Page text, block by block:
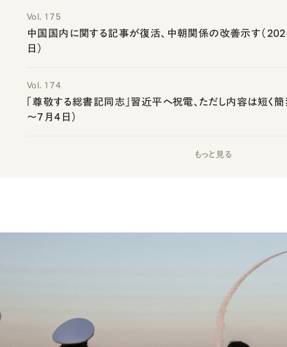
Vol. 175
中国国内に関する記事が復活、中朝関係の改善示す（
日）
Vol. 174
「尊敬する総書記同志」習近平へ祝電、ただし内容は短く
～7月4日）
もっと見る